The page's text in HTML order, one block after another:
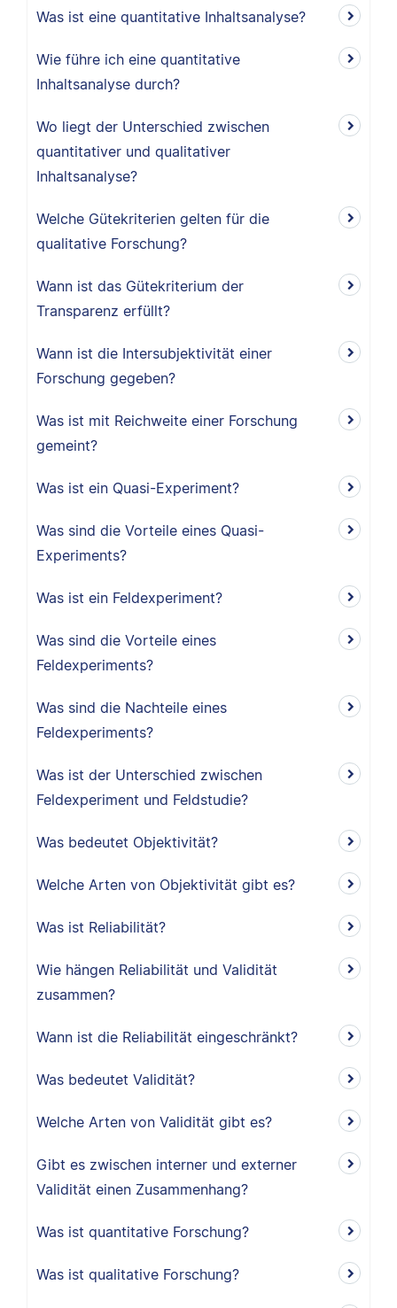
Was ist eine quantitative Inhaltsanalyse?
Wie führe ich eine quantitative
Inhaltsanalyse durch?
Wo liegt der Unterschied zwischen
quantitativer und qualitativer
Inhaltsanalyse?
Welche Gütekriterien gelten für die
qualitative Forschung?
Wann ist das Gütekriterium der
Transparenz erfüllt?
Wann ist die Intersubjektivität einer
Forschung gegeben?
Was ist mit Reichweite einer Forschung
gemeint?
Was ist ein Quasi-Experiment?
Was sind die Vorteile eines Quasi-
Experiments?
Was ist ein Feldexperiment?
Was sind die Vorteile eines
Feldexperiments?
Was sind die Nachteile eines
Feldexperiments?
Was ist der Unterschied zwischen
Feldexperiment und Feldstudie?
Was bedeutet Objektivität?
Welche Arten von Objektivität gibt es?
Was ist Reliabilität?
Wie hängen Reliabilität und Validität
zusammen?
Wann ist die Reliabilität eingeschränkt?
Was bedeutet Validität?
Welche Arten von Validität gibt es?
Gibt es zwischen interner und externer
Validität einen Zusammenhang?
Was ist quantitative Forschung?
Was ist qualitative Forschung?